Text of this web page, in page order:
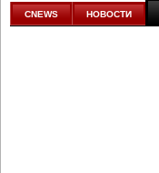
аналитике
CNEWS НОВОСТИ